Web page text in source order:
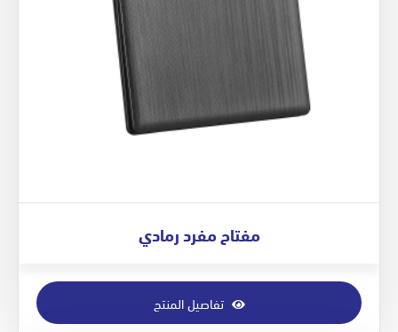
مفتاح مفرد رمادي
تفاصيل المنتج